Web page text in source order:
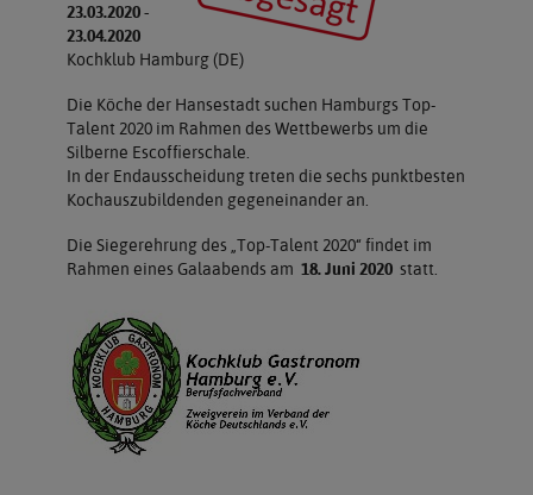
23.03.2020 -
23.04.2020
Kochklub Hamburg (DE)
Die Köche der Hansestadt suchen Hamburgs Top-
Talent 2020 im Rahmen des Wettbewerbs um die
Silberne Escoffierschale.
In der Endausscheidung treten die sechs punktbesten
Kochauszubildenden gegeneinander an.
Die Siegerehrung des „Top-Talent 2020“ findet im
Rahmen eines Galaabends am 18. Juni 2020statt.